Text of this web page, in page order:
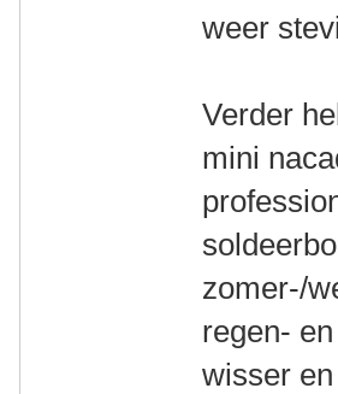
weer
Verder
mini
zomer-/
regen-
wisser